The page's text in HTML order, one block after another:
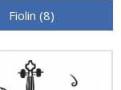
Fiolin (8)